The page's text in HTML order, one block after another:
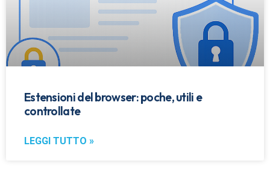
Estensioni del browser: poche, utili e
controllate
LEGGI TUTTO »